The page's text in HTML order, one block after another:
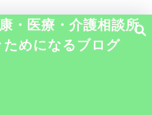
・医療・介護相談所
ためになるブログ